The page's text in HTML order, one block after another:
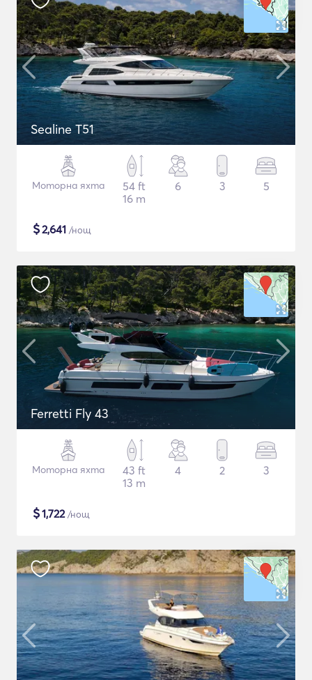
Sealine T51
Моторна яхта
54 ft
16 m
6 3 5
$2,641 /нощ
Ferretti Fly 43
Моторна яхта
43 ft
13 m
4 2 3
$1,722/нощ